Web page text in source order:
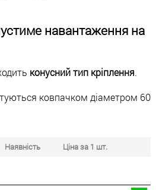
навантаження на
конусний тип кріплення.
ковпачком діаметром 60
Наявність Ціна за 1 шт.